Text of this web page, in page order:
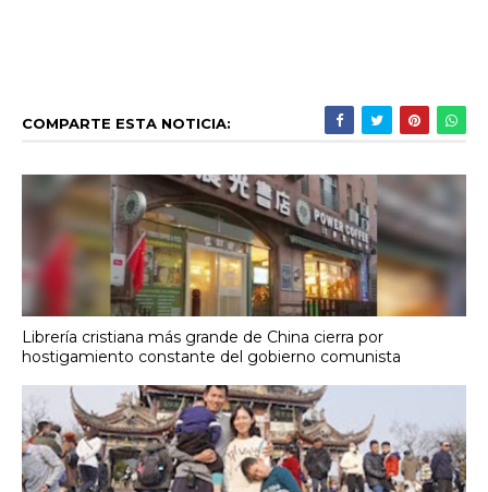
COMPARTE ESTA NOTICIA:
Librería cristiana más grande de China cierra por
hostigamiento constante del gobierno comunista